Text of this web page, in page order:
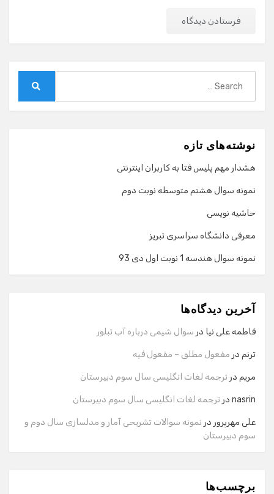
نوشته‌های تازه
هشدار مهم پلیس فتا به کاربران اینترنتی
نمونه سوال هشتم متوسطه نوبت دوم
حاشیه نویسی
معرفی دانشگاه سراسری تبریز
نمونه سوال هندسه 1 نوبت اول دی 93
آخرین دیدگاه‌ها
فاطمه علی نیا در سوال شیمی درباره آب تبلور
ترنم در مفعول مطلق – مفعول فیه
مریم در ترجمه لغات انگلیسی سال سوم دبیرستان
nasrin در ترجمه لغات انگلیسی سال سوم دبیرستان
علی مهرپرور در نمونه سوالات تشریحی آمار و مدلسازی سال دوم و
سوم دبیرستان
برچسب‌ها
گفت‌وگو با دستیار هوشمند
سلام! برای شروع گفت‌وگو لطفاً شماره تماس یا ایمیل خود را
وارد کنید.
ایمیل